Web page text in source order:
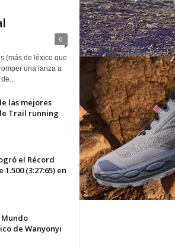
0
(más de léxico que
una lanza a
las mejores
Trail running
el Récord
(3:27:65) en
de Wanyonyi